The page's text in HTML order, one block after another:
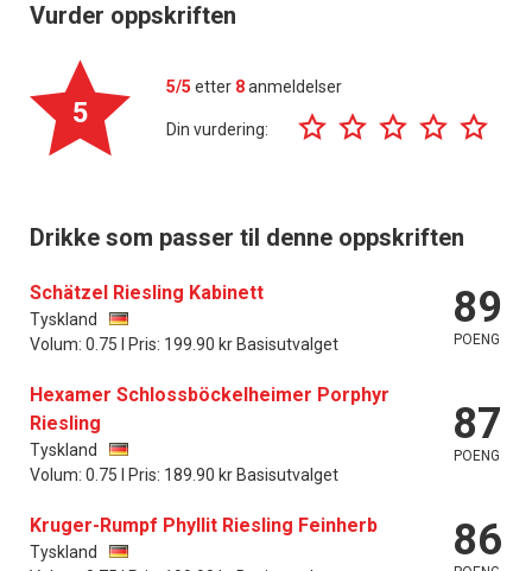
Vurder oppskriften
5
5/5 etter 8anmeldelser
Din vurdering:
Drikke som passer til denne oppskriften
Schätzel Riesling Kabinett
Tyskland
Volum: 0.75 l Pris: 199.90 kr Basisutvalget
89
POENG
Hexamer Schlossböckelheimer Porphyr
Riesling
Tyskland
Volum: 0.75 l Pris: 189.90 kr Basisutvalget
87
POENG
Kruger-Rumpf Phyllit Riesling Feinherb
Tyskland
86